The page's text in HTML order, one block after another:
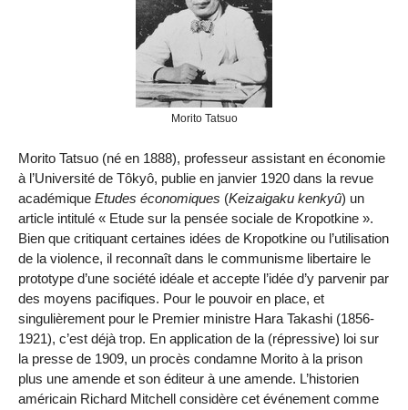
Morito Tatsuo
Morito Tatsuo (né en 1888), professeur assistant en économie
à l’Université de Tôkyô, publie en janvier 1920 dans la revue
académique Etudes économiques (Keizaigaku kenkyû) un
article intitulé « Etude sur la pensée sociale de Kropotkine ».
Bien que critiquant certaines idées de Kropotkine ou l’utilisation
de la violence, il reconnaît dans le communisme libertaire le
prototype d’une société idéale et accepte l’idée d’y parvenir par
des moyens pacifiques. Pour le pouvoir en place, et
singulièrement pour le Premier ministre Hara Takashi (1856-
1921), c’est déjà trop. En application de la (répressive) loi sur
la presse de 1909, un procès condamne Morito à la prison
plus une amende et son éditeur à une amende. L’historien
américain Richard Mitchell considère cet événement comme